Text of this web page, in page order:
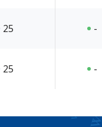
25 -
25 -